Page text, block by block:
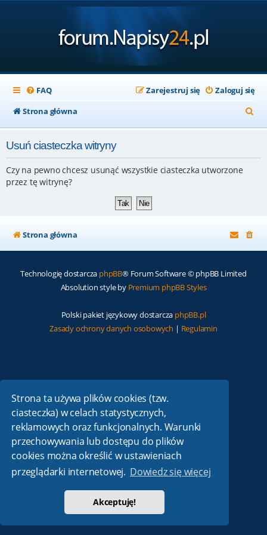
Strona ta używa plików cookies (tzw.
ciasteczka) w celach statystycznych,
reklamowych oraz funkcjonalnych. Warunki
przechowywania lub dostępu do plików
cookies można określić w ustawieniach
przeglądarki internetowej. Dowiedz się więcej
Akceptuję!
FAQ Zaloguj się
Zarejestruj się
Strona główna
z
Usuń ciasteczka witryny
Czy na pewno chcesz usunąć wszystkie ciasteczka utworzone
przez tę witrynę?
Strona główna
Technologię dostarcza phpBB® Forum Software © phpBB Limited
Absolution style by Premium phpBB Styles
Polski pakiet językowy dostarcza phpBB.pl
Zasady ochrony danych osobowych | Regulamin